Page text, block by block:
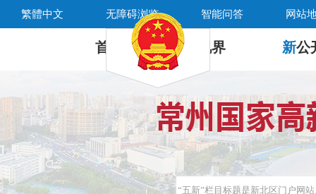
繁體中文 无障碍浏览 智能问答 网站
首 页 新 视界 新公